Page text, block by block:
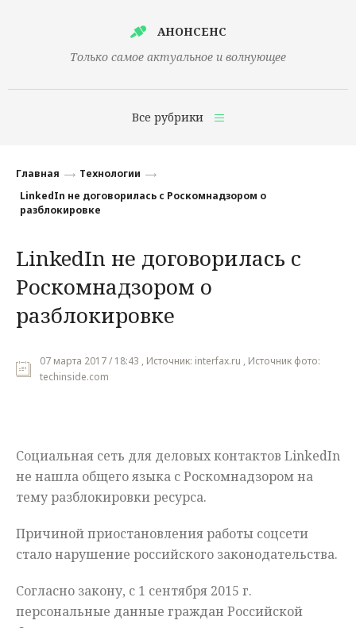
АНОНСЕНС
Только самое актуальное и волнующее
Все рубрики
Финансы
Наука
Культура
Общество
Мнения
Главная
Технологии
LinkedIn не договорилась с Роскомнадзором о
разблокировке
LinkedIn не договорилась с
Роскомнадзором о
разблокировке
07 марта 2017 / 18:43 , Источник: interfax.ru , Источник фото:
techinside.com
Социальная сеть для деловых контактов LinkedIn
не нашла общего языка с Роскомнадзором на
тему разблокировки ресурса.
Причиной приостановления работы соцсети
стало нарушение российского законодательства.
Согласно закону, с 1 сентября 2015 г.
персональные данные граждан Российской